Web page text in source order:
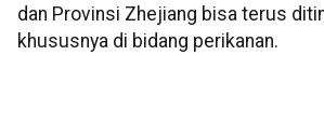
dan Provinsi Zhejiang bisa terus
khususnya di bidang perikanan.